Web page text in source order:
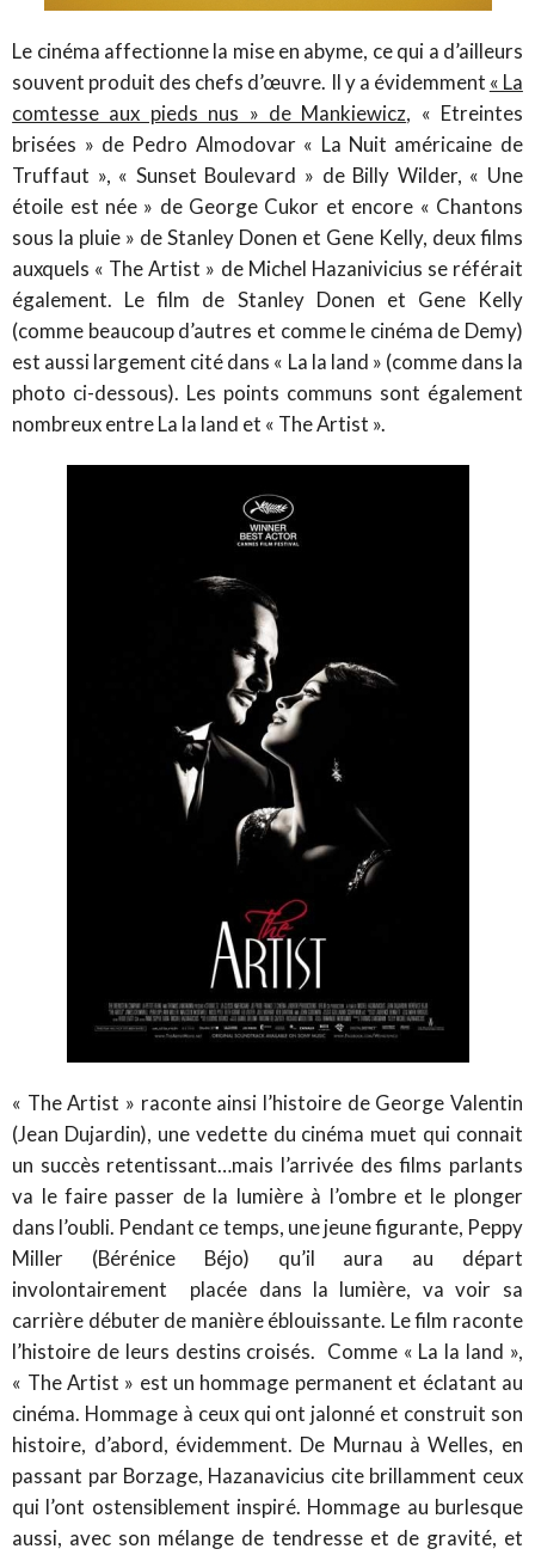
Le cinéma affectionne la mise en abyme, ce qui a d’ailleurs
souvent produit des chefs d’œuvre. Il y a évidemment « La
comtesse aux pieds nus » de Mankiewicz, « Etreintes
brisées » de Pedro Almodovar « La Nuit américaine de
Truffaut », « Sunset Boulevard » de Billy Wilder, « Une
étoile est née » de George Cukor et encore « Chantons
sous la pluie » de Stanley Donen et Gene Kelly, deux films
auxquels « The Artist » de Michel Hazanivicius se référait
également. Le film de Stanley Donen et Gene Kelly
(comme beaucoup d’autres et comme le cinéma de Demy)
est aussi largement cité dans « La la land » (comme dans la
photo ci-dessous). Les points communs sont également
nombreux entre La la land et « The Artist ».
« The Artist » raconte ainsi l’histoire de George Valentin
(Jean Dujardin), une vedette du cinéma muet qui connait
un succès retentissant…mais l’arrivée des films parlants
va le faire passer de la lumière à l’ombre et le plonger
dans l’oubli. Pendant ce temps, une jeune figurante, Peppy
Miller (Bérénice Béjo) qu’il aura au départ
involontairement placée dans la lumière, va voir sa
carrière débuter de manière éblouissante. Le film raconte
l’histoire de leurs destins croisés. Comme « La la land »,
« The Artist » est un hommage permanent et éclatant au
cinéma. Hommage à ceux qui ont jalonné et construit son
histoire, d’abord, évidemment. De Murnau à Welles, en
passant par Borzage, Hazanavicius cite brillamment ceux
qui l’ont ostensiblement inspiré. Hommage au burlesque
aussi, avec son mélange de tendresse et de gravité, et